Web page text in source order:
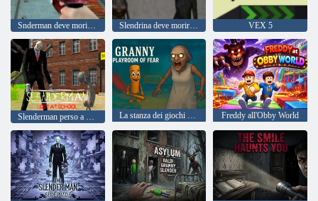
Snderman deve morire lo spazio morto Slendrina deve morire l'asilo VEX 5
La stanza dei giochi della nonna della paura Freddy all'Obby World